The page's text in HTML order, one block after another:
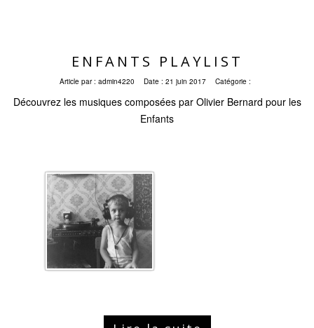
ENFANTS PLAYLIST
Article par : admin4220 Date : 21 juin 2017 Catégorie :
Découvrez les musiques composées par Olivier Bernard pour les
Enfants